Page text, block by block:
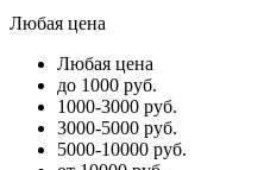
Любая цена
Любая цена
до 1000 руб.
1000-3000 руб.
3000-5000 руб.
5000-10000 руб.